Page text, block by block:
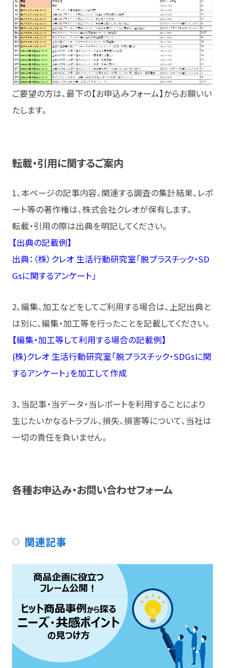
ご要望の方は、最下の【お申込みフォーム】からお願いい
たします。
転載・引用に関するご案内
1、本ページの記事内容、関連する調査の集計結果、レポ
ート等の著作権は、株式会社クレオが保有します。
転載・引用の際は出典を明記してください。
【出典の記載例】
出典：（株）クレオ 生活行動研究室「脱プラスチック・SD
Gsに関するアンケート」
2、編集、加工などをしてご利用する場合は、上記出典と
は別に、編集・加工等を行ったことを記載してください。
【編集・加工等して利用する場合の記載例】
(株)クレオ 生活行動研究室「脱プラスチック・SDGsに関
するアンケート」を加工して作成
3、当記事・当データ・当レポートを利用することにより
生じたいかなるトラブル、損失、損害等について、当社は
一切の責任を負いません。
各種お申込み・お問い合わせフォーム
関連記事